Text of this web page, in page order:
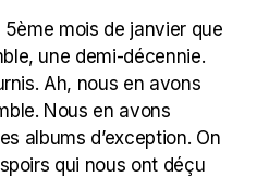
mois de janvier que
une demi-décennie.
Ah, nous en avons
Nous en avons
albums d’exception. On
qui nous ont déçu